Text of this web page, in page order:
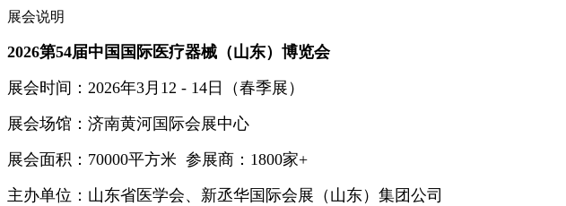
展会说明
2026第54届中国国际医疗器械（山东）博览会
展会时间： 2026年3 月 12 - 14日（春季展）
展会场馆：济南黄河国际会展中心
展会面积： 70000平方米 参展商： 1800家+
主办单位：山东省医学会、新丞华国际会展（山东）集团公司